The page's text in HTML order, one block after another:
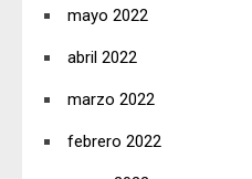
mayo 2022
abril 2022
marzo 2022
febrero 2022